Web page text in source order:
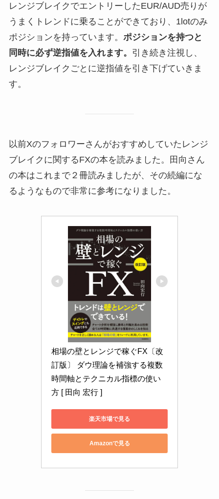
レンジブレイクでエントリーしたEUR/AUD売りが
うまくトレンドに乗ることができており、1lotのみ
ポジションを持っています。 ポジションを持つと
同時に必ず逆指値を入れます。 引き続き注視し、
レンジブレイクごとに逆指値を引き下げていきま
す。
以前Xのフォロワーさんがおすすめしていたレンジ
ブレイクに関するFXの本を読みました。田向さん
の本はこれまで２冊読みましたが、その続編にな
るようなもので非常に参考になりました。
相場の壁とレンジで稼ぐFX〔改
訂版〕 ダウ理論を補強する複数
時間軸とテクニカル指標の使い
方 [ 田向 宏行 ]
楽天市場で見る
Amazonで見る